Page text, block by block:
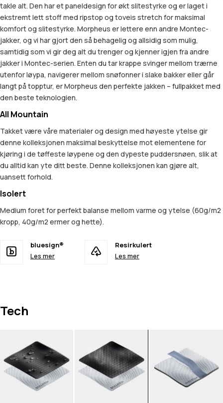
takle alt. Den har et paneldesign for økt slitestyrke og er laget i
ekstremt lett stoff med ripstop og toveis stretch for maksimal
komfort og slitestyrke. Morpheus er lettere enn andre Montec-
jakker, og vi har gjort den så behagelig og allsidig som mulig,
samtidig som vi gir deg alt du trenger og kjenner igjen fra andre
jakker i Montec-serien. Enten du tar krappe svinger mellom trærne
utenfor løypa, navigerer mellom snøfonner i slake bakker eller går
langt på topptur, er Morpheus den perfekte jakken – fullpakket med
den beste teknologien.
All Mountain
Takket være våre materialer og design med høyeste ytelse gir
denne kolleksjonen maksimal beskyttelse mot elementene for
kjøring i de tøffeste løypene og den dypeste puddersnøen, slik at
du alltid kan yte ditt beste. Denne kolleksjonen kan gjøre alt,
uansett forhold.
Isolert
Medium foret for perfekt balanse mellom varme og ytelse (60g/m2
kropp, 40g/m2 ermer og hette).
bluesign®
Les mer
Resirkulert
Les mer
Tech